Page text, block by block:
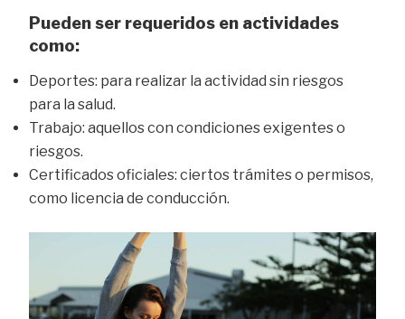
Pueden ser requeridos en actividades
como:
Deportes: para realizar la actividad sin riesgos
para la salud.
Trabajo: aquellos con condiciones exigentes o
riesgos.
Certificados oficiales: ciertos trámites o permisos,
como licencia de conducción.